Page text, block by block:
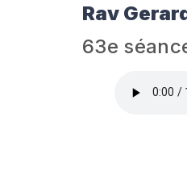
Rav
63e